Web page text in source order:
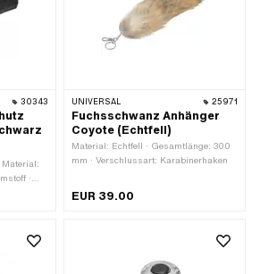
30343
Material:
·
·
UNIVERSAL 25971
Fuchsschwanz Anhänger
Coyote (Echtfell)
Material: Echtfell · Gesamtlänge: 300
mm · Verschlussart: Karabinerhaken
EUR 39.00